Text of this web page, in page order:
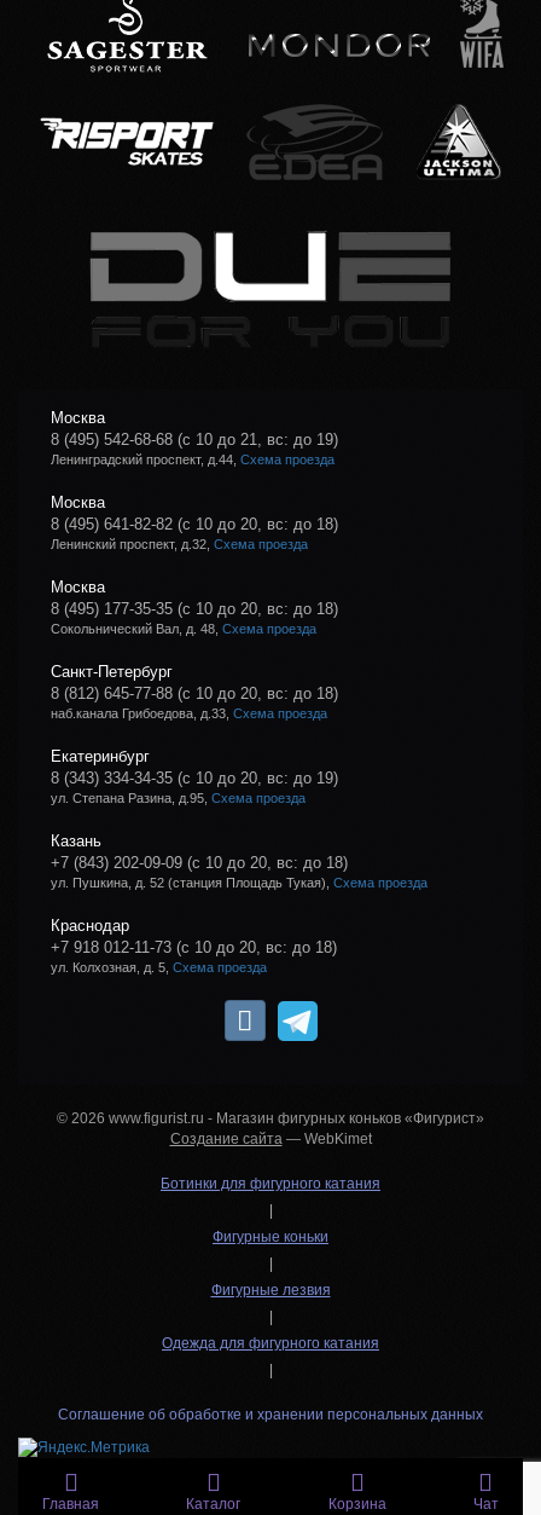
Москва
8 (495) 542-68-68 (с 10 до 21, вс: до 19)
Ленинградский проспект, д.44, Схема проезда
Москва
8 (495) 641-82-82 (с 10 до 20, вс: до 18)
Ленинский проспект, д.32, Схема проезда
Москва
8 (495) 177-35-35 (с 10 до 20, вс: до 18)
Сокольнический Вал, д. 48, Схема проезда
Санкт-Петербург
8 (812) 645-77-88 (с 10 до 20, вс: до 18)
наб.канала Грибоедова, д.33, Схема проезда
Екатеринбург
8 (343) 334-34-35 (с 10 до 20, вс: до 19)
ул. Степана Разина, д.95, Схема проезда
Казань
+7 (843) 202-09-09 (с 10 до 20, вс: до 18)
ул. Пушкина, д. 52 (станция Площадь Тукая), Схема проезда
Краснодар
+7 918 012-11-73 (с 10 до 20, вс: до 18)
ул. Колхозная, д. 5, Схема проезда
© 2026 www.figurist.ru - Магазин фигурных коньков «Фигурист»
Создание сайта — WebKimet
Ботинки для фигурного катания
|
Фигурные коньки
|
Фигурные лезвия
|
Одежда для фигурного катания
|
Соглашение об обработке и хранении персональных данных
Главная Каталог Корзина Чат